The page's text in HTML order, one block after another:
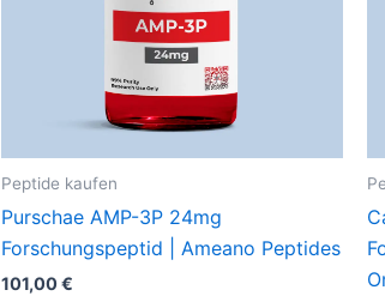
Peptide kaufen
Purschae AMP-3P 24mg
Forschungspeptid | Ameano Peptides
101,00€